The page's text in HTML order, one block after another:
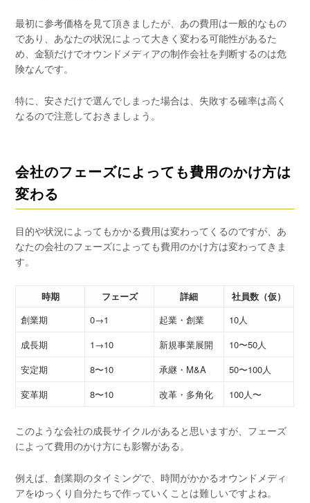
最初に参考価格を見て頂きましたが、あの費用は一般的なもの
であり、あなたの状況によって大きく変わる可能性があるた
め、金額だけでオウンドメディアの制作会社を判断するのは危
険なんです。
特に、安さだけで選んでしまった場合は、失敗する確率は高く
なるので注意しておきましょう。
会社のフェーズによっても費用のかけ方は
変わる
目的や状況によってもかかる費用は変わってくるのですが、あ
なたの会社のフェーズによっても費用のかけ方は変わってきま
す。
時期 フェーズ 詳細
社員数（仮）
創業期
0→1 起業・創業
10人
成長期
1→10 新規事業展開
10〜50人
安定期
8〜10 承継・M&A
50〜100人
変革期
8〜10 改革・多角化 100人〜
このような会社の成長サイクルがあると思いますが、フェーズ
によって費用のかけ方にも影響がある。
例えば、創業期のタイミングで、時間がかかるオウンドメディ
アをゆっくり自分たちで作っていくことは難しいですよね。